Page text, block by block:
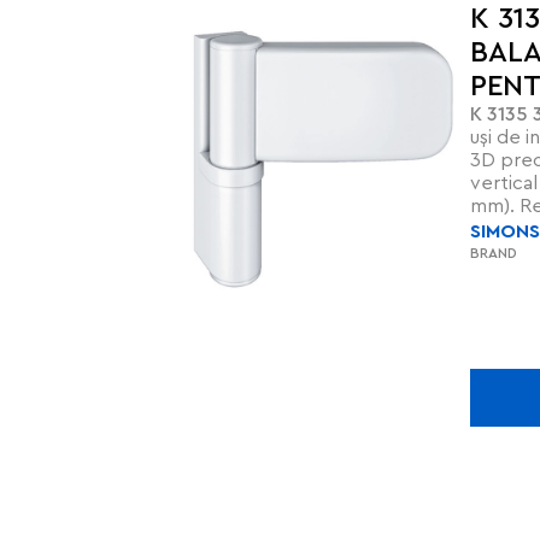
K
K 3135
uși de
3D
vertical
mm).
la 120
BRAND